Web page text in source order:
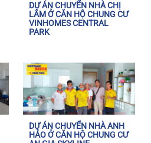
DỰ ÁN CHUYỂN NHÀ CHỊ
LÂM Ở CĂN HỘ CHUNG CƯ
VINHOMES CENTRAL
PARK
DỰ ÁN CHUYỂN NHÀ ANH
HẢO Ở CĂN HỘ CHUNG CƯ